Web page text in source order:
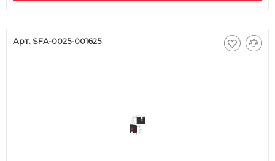
Арт. SFA-0025-001625